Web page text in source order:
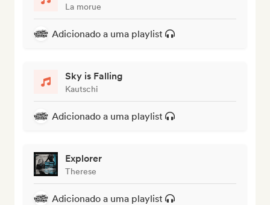
La morue
Adicionado a uma playlist
Sky is Falling
Kautschi
Adicionado a uma playlist
Explorer
Therese
Adicionado a uma playlist